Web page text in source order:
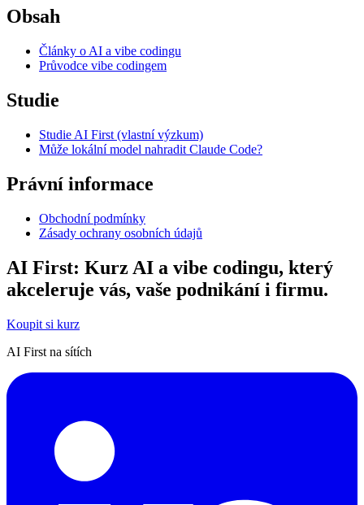
Obsah
Články o AI a vibe codingu
Průvodce vibe codingem
Studie
Studie AI First (vlastní výzkum)
Může lokální model nahradit Claude Code?
Právní informace
Obchodní podmínky
Zásady ochrany osobních údajů
AI First: Kurz AI a vibe codingu, který
akceleruje vás, vaše podnikání i firmu.
Koupit si kurz
AI First na sítích